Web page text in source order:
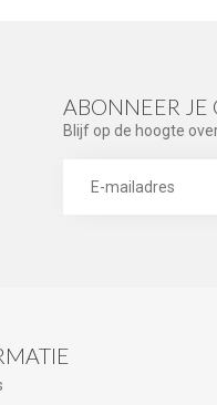
ABONNEER JE
Blijf op de hoogte